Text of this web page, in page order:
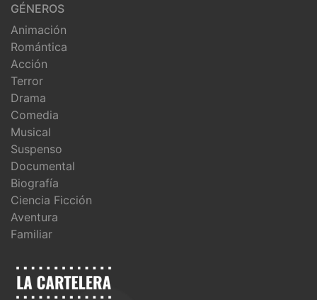
GÉNEROS
Animación
Romántica
Acción
Terror
Drama
Comedia
Musical
Suspenso
Documental
Biografía
Ciencia Ficción
Aventura
Familiar